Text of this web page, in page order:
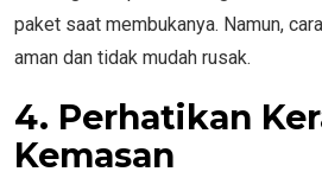
paket saat membukanya. Namun,
aman dan tidak mudah rusak.
4. Perhatikan
Kemasan